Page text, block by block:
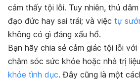
cảm thấy tội lỗi. Tuy nhiên, thủ
đạo đức hay sai trái; và việc tự
không có gì đáng xấu hổ.
Bạn hãy chia sẻ cảm giác tội lỗi với
chăm sóc sức khỏe hoặc nhà trị
khỏe tình dục. Đây cũng là một